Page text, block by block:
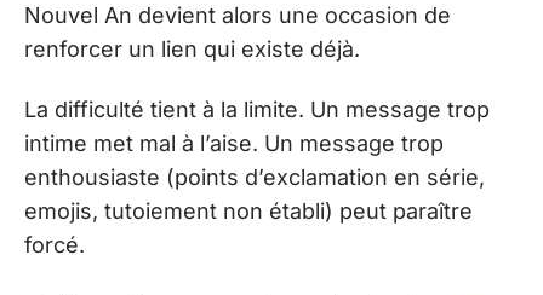
Nouvel An devient alors une occasion de
renforcer un lien qui existe déjà.
La difficulté tient à la limite. Un message trop
intime met mal à l’aise. Un message trop
enthousiaste (points d’exclamation en série,
emojis, tutoiement non établi) peut paraître
forcé.